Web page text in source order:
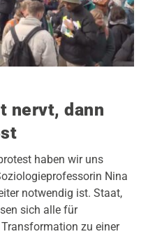
nervt, dann
haben wir uns
Nina
notwendig ist. Staat,
sich alle für
zu einer